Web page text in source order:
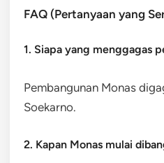
FAQ (Pertanyaan yang
1. Siapa yang menggagas
Pembangunan Monas
Soekarno.
2. Kapan Monas mulai